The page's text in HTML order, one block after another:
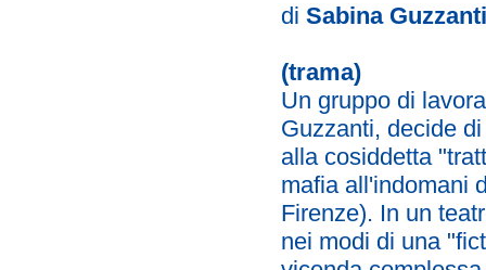
di Sabina Guzzanti
(trama)
Un gruppo di
Guzzanti, decide
alla cosiddetta
mafia all'indomani
Firenze). In un
nei modi di una